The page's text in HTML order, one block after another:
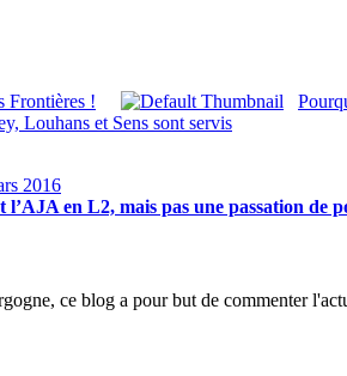
Frontières !
Louhans et Sens sont servis
2016
en L2, mais pas une passation de
ce blog a pour but de commenter